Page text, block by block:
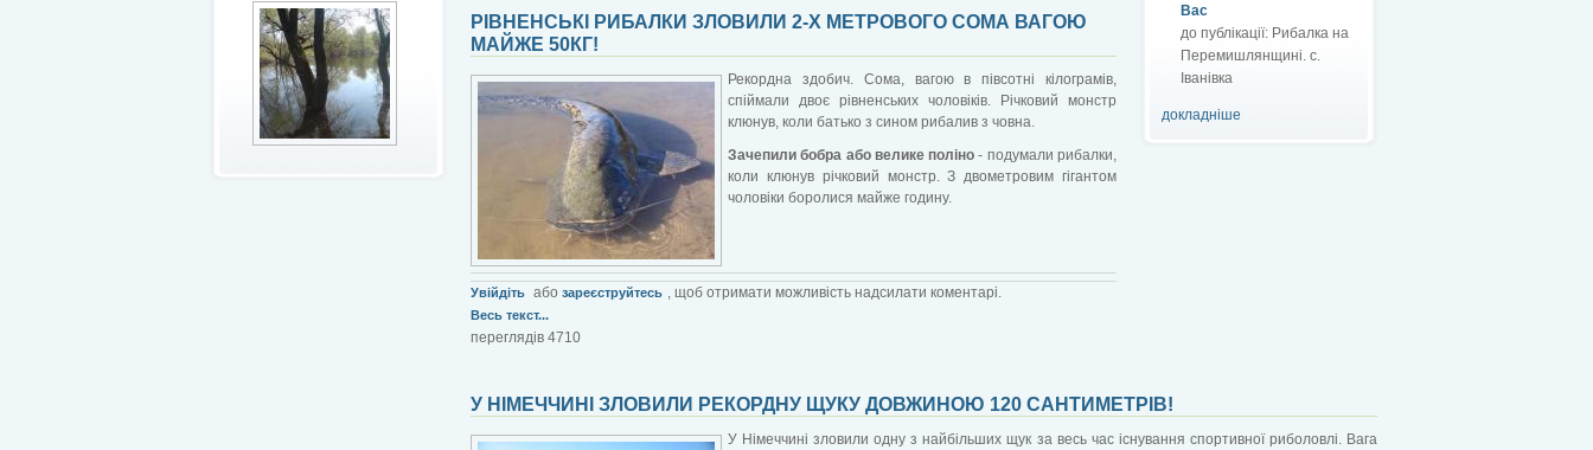
Вас
до публікації: Рибалка на
Перемишлянщині. с.
Іванівка
докладніше
РІВНЕНСЬКІ РИБАЛКИ ЗЛОВИЛИ 2-Х МЕТРОВОГО СОМА ВАГОЮ
МАЙЖЕ 50КГ!
Рекордна здобич. Сома, вагою в півсотні кілограмів,
спіймали двоє рівненських чоловіків. Річковий монстр
клюнув, коли батько з сином рибалив з човна.
Зачепили бобра або велике поліно - подумали рибалки,
коли клюнув річковий монстр. З двометровим гігантом
чоловіки боролися майже годину.
Увійдіть або зареєструйтесь , щоб отримати можливість надсилати коментарі.
Весь текст...
переглядів 4710
У НІМЕЧЧИНІ ЗЛОВИЛИ РЕКОРДНУ ЩУКУ ДОВЖИНОЮ 120 САНТИМЕТРІВ!
У Німеччині зловили одну з найбільших щук за весь час існування спортивної риболовлі. Вага